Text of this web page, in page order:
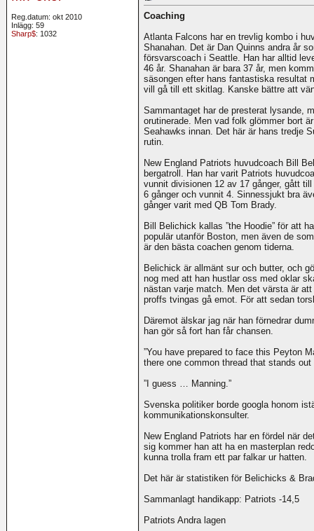
Reg.datum: okt 2010
Inlägg: 59
Sharp$: 1032
Coaching
Atlanta Falcons har en trevlig kombo i
Shanahan. Det är Dan Quinns andra år
försvarscoach i Seattle. Han har alltid
46 år. Shanahan är bara 37 år, men
säsongen efter hans fantastiska resultat
vill gå till ett skitlag. Kanske bättre att
Sammantaget har de presterat lysande,
orutinerade. Men vad folk glömmer bort
Seahawks innan. Det här är hans tredje
rutin.
New England Patriots huvudcoach Bill
bergatroll. Han har varit Patriots
vunnit divisionen 12 av 17 gånger, gått
6 gånger och vunnit 4. Sinnessjukt bra
gånger varit med QB Tom Brady.
Bill Belichick kallas ”the Hoodie” för att
populär utanför Boston, men även de
är den bästa coachen genom tiderna.
Belichick är allmänt sur och butter, och
nog med att han hustlar oss med oklar
nästan varje match. Men det värsta är
proffs tvingas gå emot. För att sedan
Däremot älskar jag när han förnedrar
han gör så fort han får chansen.
”You have prepared to face this Peyton
there one common thread that stands
”I guess … Manning.”
Svenska politiker borde googla honom
kommunikationskonsulter.
New England Patriots har en fördel när
sig kommer han att ha en masterplan
kunna trolla fram ett par falkar ur hatten.
Det här är statistiken för Belichicks &
Sammanlagt handikapp: Patriots -14,5
Patriots Andra lagen